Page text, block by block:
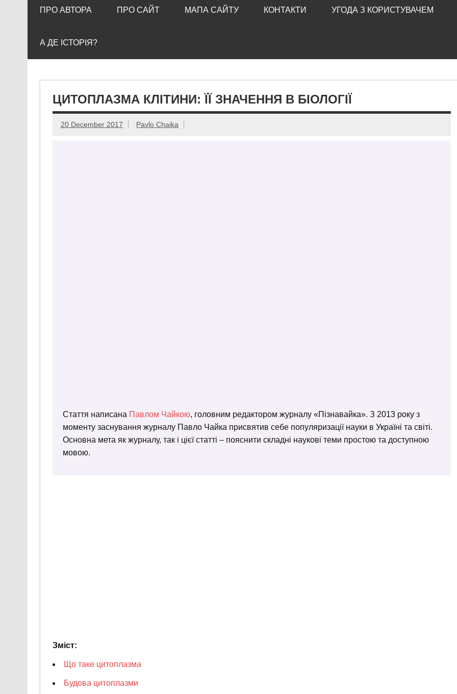
ПРО АВТОРА ПРО САЙТ МАПА САЙТУ КОНТАКТИ УГОДА З КОРИСТУВАЧЕМ
А ДЕ ІСТОРІЯ?
ЦИТОПЛАЗМА КЛІТИНИ: ЇЇ ЗНАЧЕННЯ В БІОЛОГІЇ
20 December 2017 Pavlo Chaika
Стаття написана Павлом Чайкою, головним редактором журналу «Пізнавайка». З 2013 року з
моменту заснування журналу Павло Чайка присвятив себе популяризації науки в Україні та світі.
Основна мета як журналу, так і цієї статті – пояснити складні наукові теми простою та доступною
мовою.
Зміст:
Що таке цитоплазма
Будова цитоплазми